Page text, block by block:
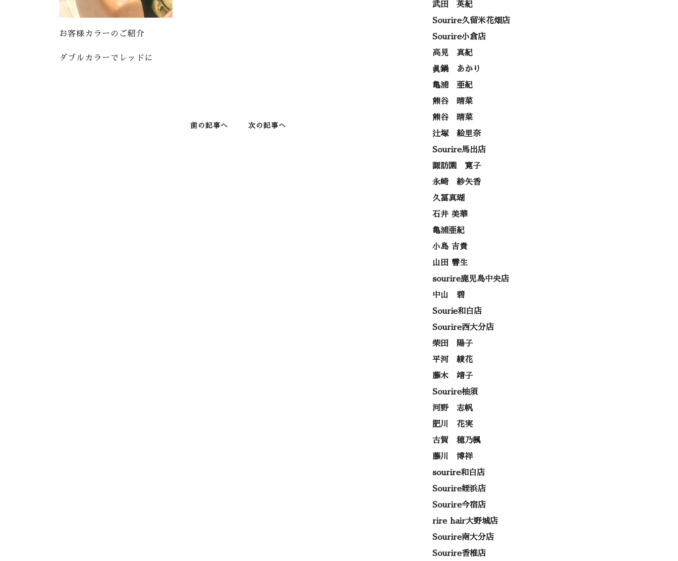
お客様カラーのご紹介
ダブルカラーでレッドに
前の記事へ 次の記事へ
武田 英紀
Sourire久留米花畑店
Sourire小倉店
高見 真紀
眞鍋 あかり
亀浦 亜紀
熊谷 晴菜
熊谷 晴菜
辻塚 絵里奈
Sourire馬出店
諏訪園 寛子
永崎 紗矢香
久冨真瑚
石井 美華
亀浦亜紀
小島 吉貴
山田 響生
sourire鹿児島中央店
中山 碧
Sourie和白店
Sourire西大分店
柴田 陽子
平河 綾花
藤木 靖子
Sourire柚須
河野 志帆
肥川 花実
古賀 穂乃楓
藤川 博祥
sourire和白店
Sourire姪浜店
Sourire今宿店
rire hair大野城店
Sourire南大分店
Sourire香椎店